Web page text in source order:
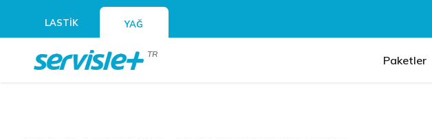
LASTİK YAĞ
TR Paketler